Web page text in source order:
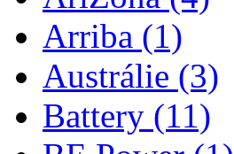
Arriba (1)
Austrálie (3)
Battery (11)